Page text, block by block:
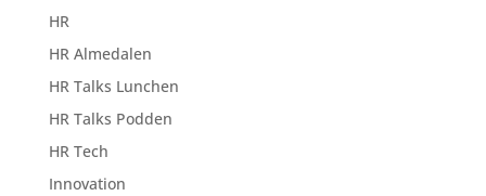
HR
HR Almedalen
HR Talks Lunchen
HR Talks Podden
HR Tech
Innovation